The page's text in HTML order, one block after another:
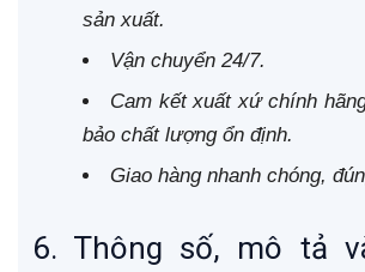
sản xuất.
Vận chuyển 24/7.
Cam kết xuất xứ chính
bảo chất lượng ổn định.
Giao hàng nhanh chóng,
6. Thông số, mô tả